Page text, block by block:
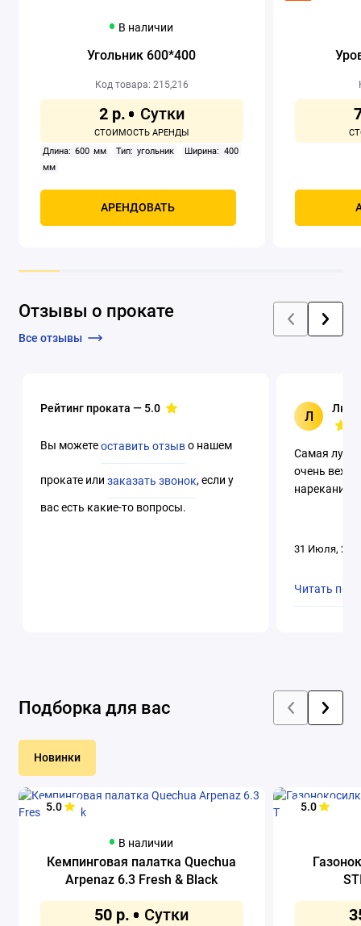
В наличии
Угольник 600*400
Код товара: 215,216
2 р.
Длина: 600 мм Тип: угольник
Ширина: 400
мм
АРЕНДОВАТЬ
Отзывы о прокате
Все отзывы
Рейтинг проката — 5.0
Вы можетеоставить отзыво нашем
прокате илизаказать звонок, если у
вас есть какие-то вопросы.
Л
Самая
очень
нареканий.
31 Июля,
Читать
Подборка для вас
Новинки
5.0
В наличии
Кемпинговая палатка Quechua
Arpenaz 6.3 Fresh & Black
50 р.
5.0